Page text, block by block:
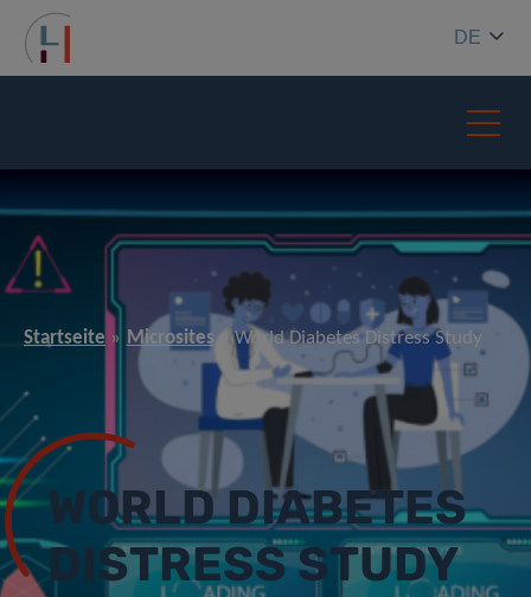
DE
Startseite Microsites World Diabetes Distress Study
WORLD DIABETES
DISTRESS STUDY